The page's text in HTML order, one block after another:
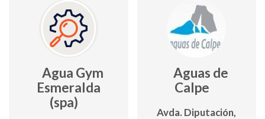
Agua Gym
Esmeralda
(spa)
Aguas de
Calpe
Avda. Diputación,